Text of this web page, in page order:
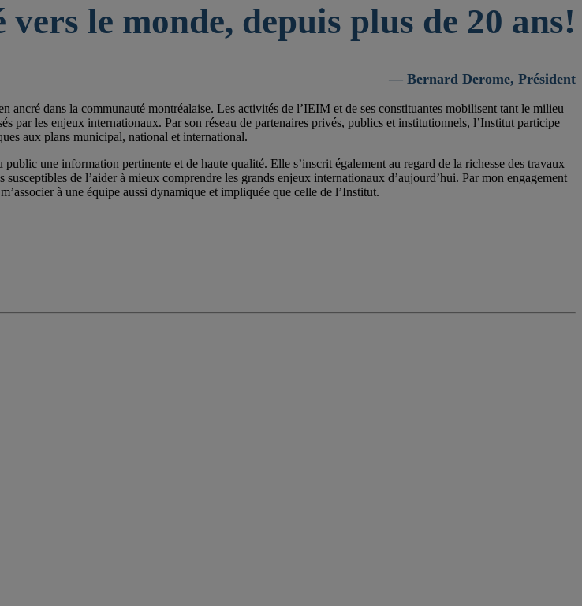
le monde, depuis plus de 20 ans!
— Bernard Derome, Président
dans la communauté montréalaise. Les activités de l’IEIM et de ses constituantes mobilisent tant le milieu
par les enjeux internationaux. Par son réseau de partenaires privés, publics et institutionnels, l’Institut participe
aux plans municipal, national et international.
une information pertinente et de haute qualité. Elle s’inscrit également au regard de la richesse des travaux
de l’aider à mieux comprendre les grands enjeux internationaux d’aujourd’hui. Par mon engagement
à une équipe aussi dynamique et impliquée que celle de l’Institut.